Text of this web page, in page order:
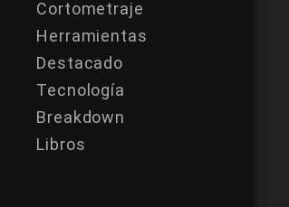
Cortometraje
Herramientas
Destacado
Tecnología
Breakdown
Libros